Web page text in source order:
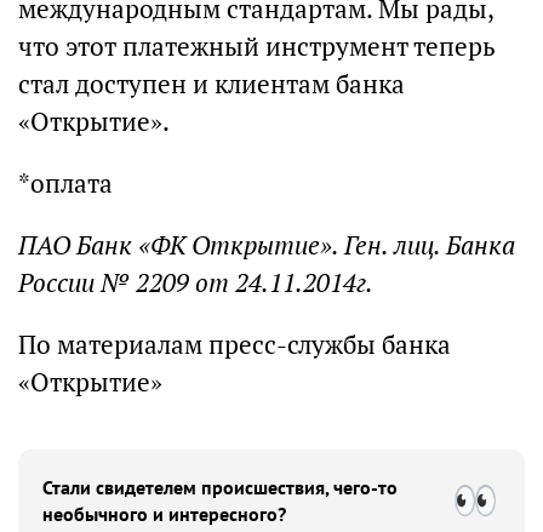
международным стандартам. Мы рады,
что этот платежный инструмент теперь
стал доступен и клиентам банка
«Открытие».
*оплата
ПАО Банк «ФК Открытие». Ген. лиц. Банка
России № 2209 от 24.11.2014г.
По материалам пресс-службы банка
«Открытие»
Стали свидетелем происшествия, чего-то
необычного и интересного?